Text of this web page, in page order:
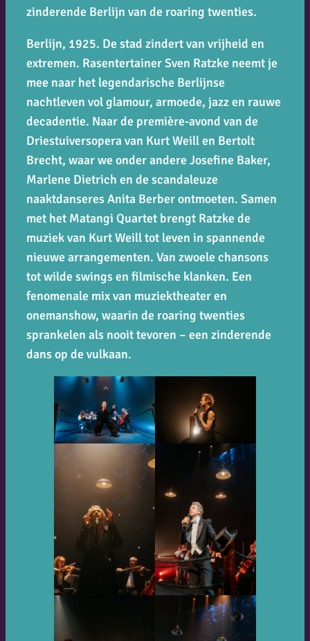
zinderende Berlijn van de roaring twenties.
Berlijn, 1925. De stad zindert van vrijheid en
extremen. Rasentertainer Sven Ratzke neemt je
mee naar het legendarische Berlijnse
nachtleven vol glamour, armoede, jazz en rauwe
decadentie. Naar de première-avond van de
Driestuiversopera van Kurt Weill en Bertolt
Brecht, waar we onder andere Josefine Baker,
Marlene Dietrich en de scandaleuze
naaktdanseres Anita Berber ontmoeten. Samen
met het Matangi Quartet brengt Ratzke de
muziek van Kurt Weill tot leven in spannende
nieuwe arrangementen. Van zwoele chansons
tot wilde swings en filmische klanken. Een
fenomenale mix van muziektheater en
onemanshow, waarin de roaring twenties
sprankelen als nooit tevoren – een zinderende
dans op de vulkaan.